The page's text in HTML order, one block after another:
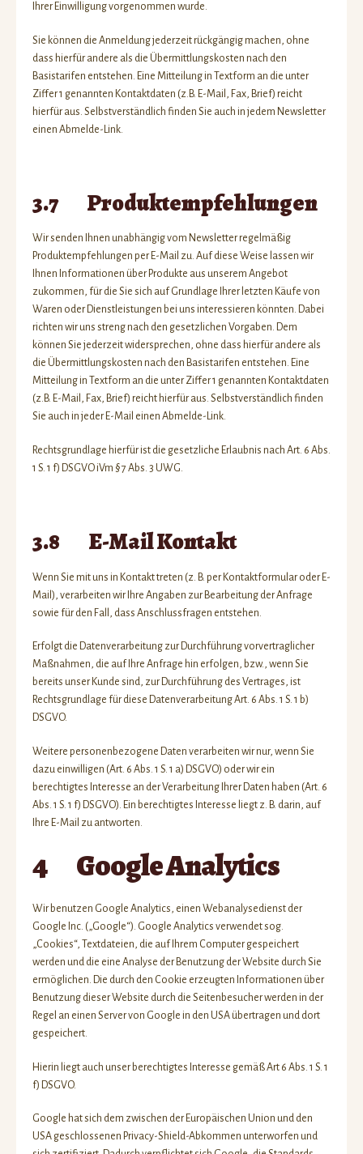
Ihrer Einwilligung vorgenommen wurde.
Sie können die Anmeldung jederzeit rückgängig machen, ohne
dass hierfür andere als die Übermittlungskosten nach den
Basistarifen entstehen. Eine Mitteilung in Textform an die unter
Ziffer 1 genannten Kontaktdaten (z.B. E-Mail, Fax, Brief) reicht
hierfür aus. Selbstverständlich finden Sie auch in jedem Newsletter
einen Abmelde-Link.
3.7 Produktempfehlungen
Wir senden Ihnen unabhängig vom Newsletter regelmäßig
Produktempfehlungen per E-Mail zu. Auf diese Weise lassen wir
Ihnen Informationen über Produkte aus unserem Angebot
zukommen, für die Sie sich auf Grundlage Ihrer letzten Käufe von
Waren oder Dienstleistungen bei uns interessieren könnten. Dabei
richten wir uns streng nach den gesetzlichen Vorgaben. Dem
können Sie jederzeit widersprechen, ohne dass hierfür andere als
die Übermittlungskosten nach den Basistarifen entstehen. Eine
Mitteilung in Textform an die unter Ziffer 1 genannten Kontaktdaten
(z.B. E-Mail, Fax, Brief) reicht hierfür aus. Selbstverständlich finden
Sie auch in jeder E-Mail einen Abmelde-Link.
Rechtsgrundlage hierfür ist die gesetzliche Erlaubnis nach Art. 6 Abs.
1 S. 1 f) DSGVO iVm § 7 Abs. 3 UWG.
3.8 E-Mail Kontakt
Wenn Sie mit uns in Kontakt treten (z. B. per Kontaktformular oder E-
Mail), verarbeiten wir Ihre Angaben zur Bearbeitung der Anfrage
sowie für den Fall, dass Anschlussfragen entstehen.
Erfolgt die Datenverarbeitung zur Durchführung vorvertraglicher
Maßnahmen, die auf Ihre Anfrage hin erfolgen, bzw., wenn Sie
bereits unser Kunde sind, zur Durchführung des Vertrages, ist
Rechtsgrundlage für diese Datenverarbeitung Art. 6 Abs. 1 S. 1 b)
DSGVO.
Weitere personenbezogene Daten verarbeiten wir nur, wenn Sie
dazu einwilligen (Art. 6 Abs. 1 S. 1 a) DSGVO) oder wir ein
berechtigtes Interesse an der Verarbeitung Ihrer Daten haben (Art. 6
Abs. 1 S. 1 f) DSGVO). Ein berechtigtes Interesse liegt z. B. darin, auf
Ihre E-Mail zu antworten.
4 Google Analytics
Wir benutzen Google Analytics, einen Webanalysedienst der
Google Inc. („Google“). Google Analytics verwendet sog.
„Cookies“, Textdateien, die auf Ihrem Computer gespeichert
werden und die eine Analyse der Benutzung der Website durch Sie
ermöglichen. Die durch den Cookie erzeugten Informationen über
Benutzung dieser Website durch die Seitenbesucher werden in der
Regel an einen Server von Google in den USA übertragen und dort
gespeichert.
Hierin liegt auch unser berechtigtes Interesse gemäß Art 6 Abs. 1 S. 1
f) DSGVO.
Google hat sich dem zwischen der Europäischen Union und den
USA geschlossenen Privacy-Shield-Abkommen unterworfen und